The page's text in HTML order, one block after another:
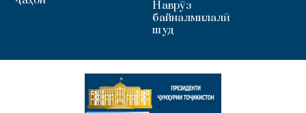
Наврӯз
байналмилалӣ
шуд